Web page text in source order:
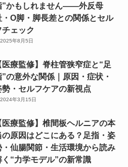
”かもしれません——外反母
・O脚・脚長差との関係とセル
チェック
2025年8月5日
医療監修】脊柱管狭窄症と“足
”の意外な関係｜原因・症状・
勢・セルフケアの新視点
2024年3月15日
医療監修】椎間板ヘルニアの本
の原因はどこにある？足指・姿
・仙腸関節・生活環境から読み
く“力学モデル”の新常識